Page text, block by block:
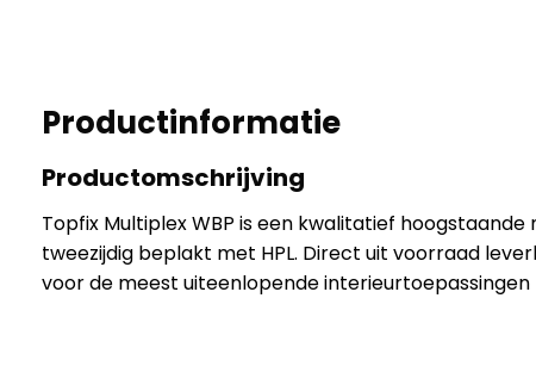
Productinformatie
Productomschrijving
Topfix Multiplex WBP is een kwalitatief
tweezijdig beplakt met HPL. Direct uit voorraad
voor de meest uiteenlopende interieurtoepassingen